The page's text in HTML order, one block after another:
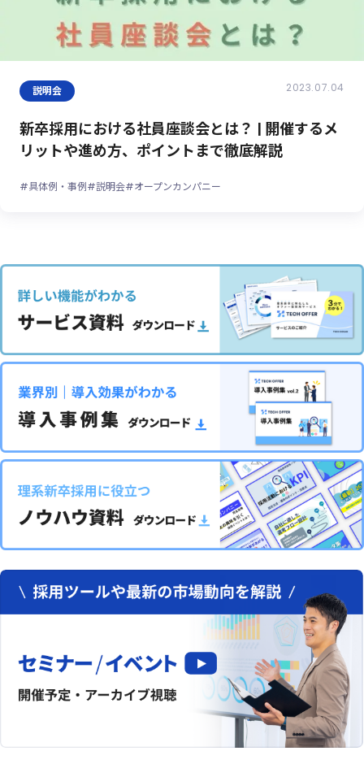
説明会 2023.07.04
新卒採用における社員座談会とは？ | 開催するメ
リットや進め方、ポイントまで徹底解説
#具体例・事例#説明会#オープンカンパニー